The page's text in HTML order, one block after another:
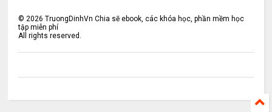
©2026 TruongDinhVn Chia sẽ ebook, các khóa học, phần mềm học
tập miễn phí
All rights reserved.